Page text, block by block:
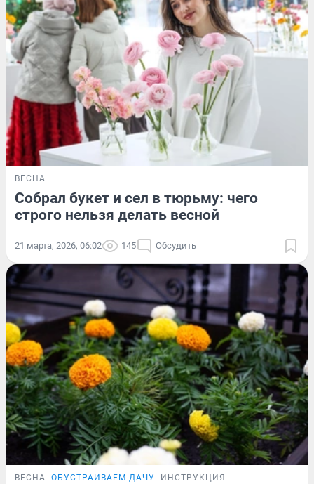
ВЕСНА
Собрал букет и сел в тюрьму: чего
строго нельзя делать весной
21 марта, 2026, 06:02 145 Обсудить
ВЕСНА ОБУСТРАИВАЕМ ДАЧУ ИНСТРУКЦИЯ